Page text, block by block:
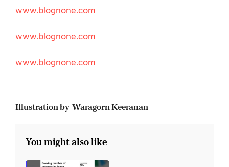
www.blognone.com
www.blognone.com
www.blognone.com
Illustration by Waragorn Keeranan
You might also like